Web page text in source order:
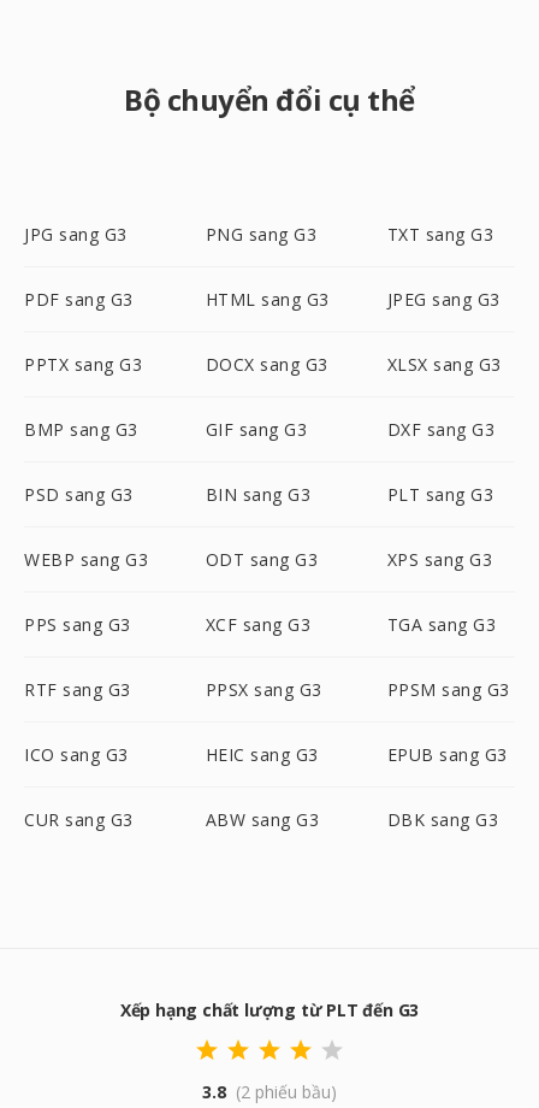
Bộ chuyển đổi cụ thể
JPG sang G3 PNG sang G3 TXT sang G3
PDF sang G3 HTML sang G3 JPEG sang G3
PPTX sang G3 DOCX sang G3 XLSX sang G3
BMP sang G3 GIF sang G3 DXF sang G3
PSD sang G3 BIN sang G3 PLT sang G3
WEBP sang G3 ODT sang G3 XPS sang G3
PPS sang G3 XCF sang G3 TGA sang G3
RTF sang G3 PPSX sang G3 PPSM sang G3
ICO sang G3 HEIC sang G3 EPUB sang G3
CUR sang G3 ABW sang G3 DBK sang G3
Xếp hạng chất lượng từ PLT đến G3
3.8 (2 phiếu bầu)